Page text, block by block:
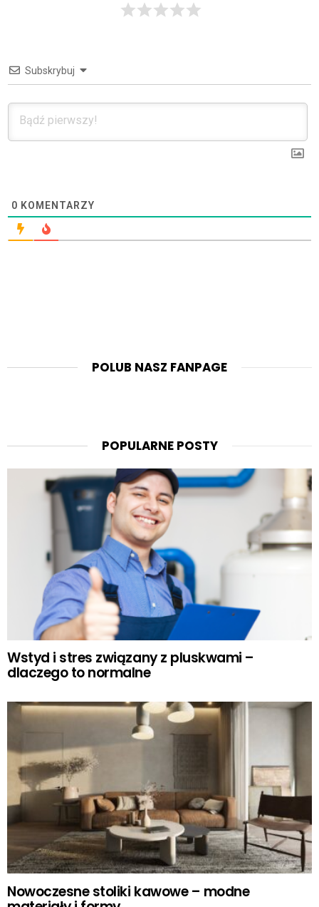
Subskrybuj
0 KOMENTARZY
POLUB NASZ FANPAGE
POPULARNE POSTY
Wstyd i stres związany z pluskwami –
dlaczego to normalne
Nowoczesne stoliki kawowe – modne